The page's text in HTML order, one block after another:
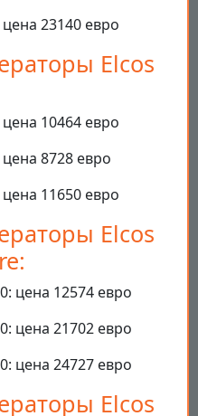
цена 23140 евро
Elcos
цена 10464 евро
цена 8728 евро
цена 11650 евро
Elcos
цена 12574 евро
цена 21702 евро
цена 24727 евро
Elcos